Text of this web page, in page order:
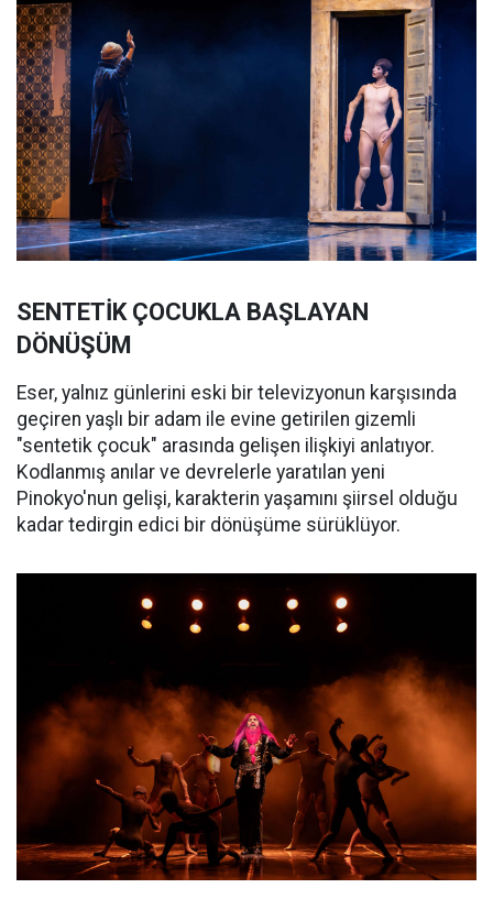
SENTETİK ÇOCUKLA BAŞLAYAN
DÖNÜŞÜM
Eser, yalnız günlerini eski bir televizyonun karşısında
geçiren yaşlı bir adam ile evine getirilen gizemli
"sentetik çocuk" arasında gelişen ilişkiyi anlatıyor.
Kodlanmış anılar ve devrelerle yaratılan yeni
Pinokyo'nun gelişi, karakterin yaşamını şiirsel olduğu
kadar tedirgin edici bir dönüşüme sürüklüyor.